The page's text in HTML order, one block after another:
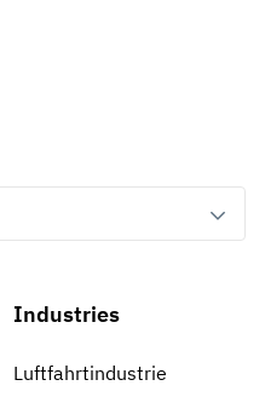
Industries
Luftfahrtindustrie